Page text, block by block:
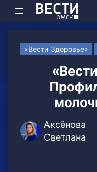
«Вести Здоровье»
Аксёнова
Светлана